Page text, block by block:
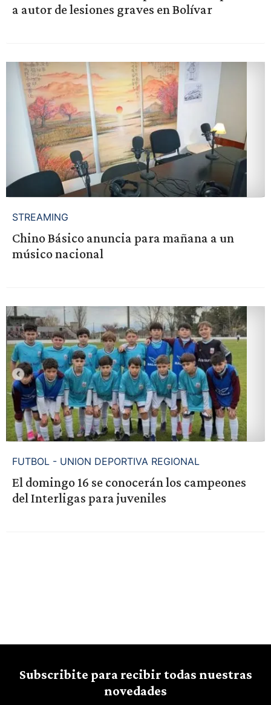
a autor de lesiones graves en Bolívar
STREAMING
Chino Básico anuncia para mañana a un
músico nacional
FUTBOL - UNION DEPORTIVA REGIONAL
El domingo 16 se conocerán los campeones
del Interligas para juveniles
Subscribite para recibir todas nuestras
novedades